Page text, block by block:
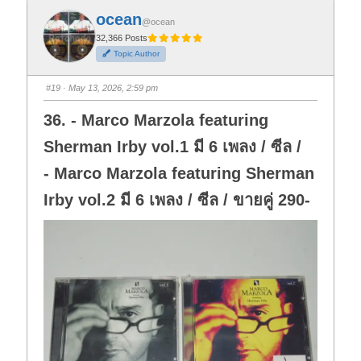
f
o
r
t
h
u
m
d
o
n
.
o
r
t
h
u
m
u
p
ocean@ocean
32,366 Posts
Topic Author
#19 · May 13, 2026, 2:59 pm
36. - Marco Marzola featuring
Sherman Irby vol.1 มี 6 เพลง / ซีล /
- Marco Marzola featuring Sherman
Irby vol.2 มี 6 เพลง / ซีล / ขายคู่ 290-